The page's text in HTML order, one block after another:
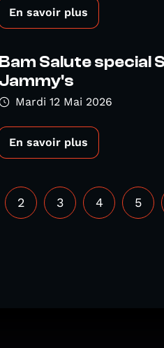
En savoir plus
Bam Salute special
Jammy's
Mardi 12 Mai 2026
En savoir plus
2 3 4 5